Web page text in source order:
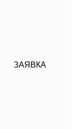
ЗАЯВКА